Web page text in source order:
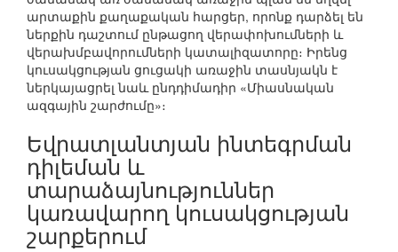
արտաքին քաղաքական հարցեր, որոնք դարձել են
ներքին դաշտում ընթացող վերափոխումների և
վերախմբավորումների կատալիզատորը։ Իրենց
կուսակցության ցուցակի առաջին տասնյակն է
ներկայացրել նաև ընդդիմադիր «Միասնական
ազգային շարժումը»։
Եվրատլանտյան ինտեգրման
դիլեման և
տարաձայնություններ
կառավարող կուսակցության
շարքերում